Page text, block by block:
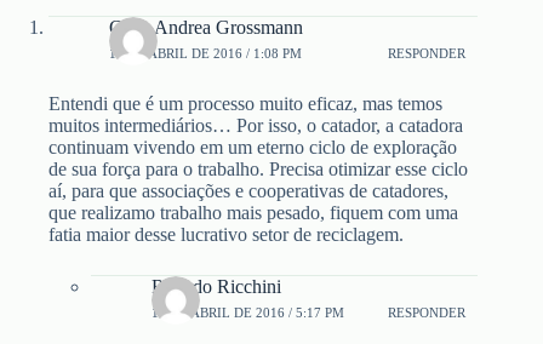
Carla Andrea Grossmann
12 DE ABRIL DE 2016 / 1:08 PM RESPONDER
Entendi que é um processo muito eficaz, mas temos
muitos intermediários… Por isso, o catador, a catadora
continuam vivendo em um eterno ciclo de exploração
de sua força para o trabalho. Precisa otimizar esse ciclo
aí, para que associações e cooperativas de catadores,
que realizamo trabalho mais pesado, fiquem com uma
fatia maior desse lucrativo setor de reciclagem.
Ricardo Ricchini
16 DE ABRIL DE 2016 / 5:17 PM RESPONDER